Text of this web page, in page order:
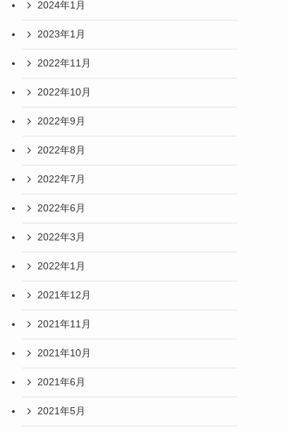
2024年1月
2023年1月
2022年11月
2022年10月
2022年9月
2022年8月
2022年7月
2022年6月
2022年3月
2022年1月
2021年12月
2021年11月
2021年10月
2021年6月
2021年5月